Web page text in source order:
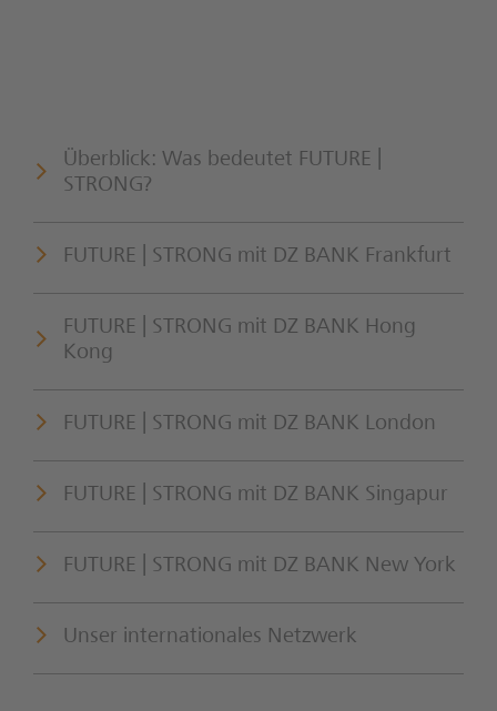
Überblick: Was bedeutet FUTURE |
STRONG?
FUTURE | STRONG mit DZ BANK Frankfurt
FUTURE | STRONG mit DZ BANK Hong
Kong
FUTURE | STRONG mit DZ BANK London
FUTURE | STRONG mit DZ BANK Singapur
FUTURE | STRONG mit DZ BANK New York
Unser internationales Netzwerk